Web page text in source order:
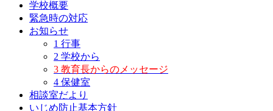
学校概要
緊急時の対応
お知らせ
1 行事
2 学校から
3 教育長からのメッセージ
4 保健室
相談室だより
いじめ防止基本方針